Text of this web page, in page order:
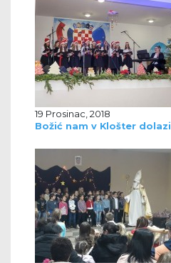
19 Prosinac, 2018
Božić nam v Klošter dolazi